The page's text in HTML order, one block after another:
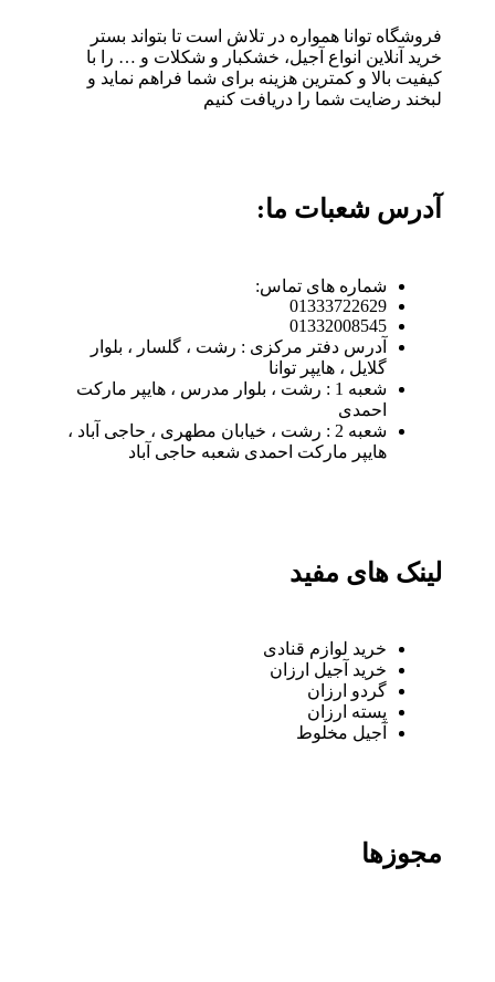
فروشگاه توانا همواره در تلاش است تا بتواند بستر
خرید آنلاین انواع آجیل، خشکبار و شکلات و … را با
کیفیت بالا و کمترین هزینه برای شما فراهم نماید و
لبخند رضایت شما را دریافت کنیم
آدرس شعبات ما:
شماره های تماس:
01333722629
01332008545
آدرس دفتر مرکزی : رشت ، گلسار ، بلوار
گلایل ، هایپر توانا
شعبه 1 : رشت ، بلوار مدرس ، هایپر مارکت
احمدی
شعبه 2 : رشت ، خیابان مطهری ، حاجی آباد ،
هایپر مارکت احمدی شعبه حاجی آباد
لینک های مفید
خرید لوازم قنادی
خرید آجیل ارزان
گردو ارزان
پسته ارزان
آجیل مخلوط
مجوزها